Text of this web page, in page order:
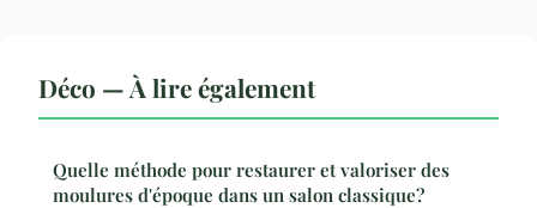
Déco — À lire également
Quelle méthode pour restaurer et valoriser des
moulures d'époque dans un salon classique?